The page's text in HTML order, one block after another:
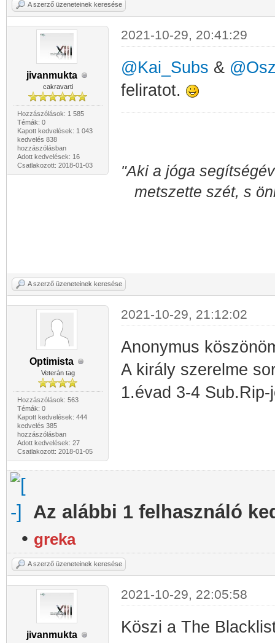
A szerző üzeneteinek keresése
jivanmukta
cakravarti
Hozzászólások: 1 585
Témák: 0
Kapott kedvelések: 1 043
kedvelés 838
hozzászólásban
Adott kedvelések: 16
Csatlakozott: 2018-01-03
2021-10-29, 20:41:29
@Kai_Subs &
feliratot.
"Aki a jóga
metszette szét, s
A szerző üzeneteinek keresése
Optimista
Veterán tag
Hozzászólások: 563
Témák: 0
Kapott kedvelések: 444
kedvelés 385
hozzászólásban
Adott kedvelések: 27
Csatlakozott: 2018-01-05
2021-10-29, 21:12:02
Anonymus
A király szerelme
1.évad 3-4 Sub.Rip-
Az alábbi 1 felhasználó
• greka
A szerző üzeneteinek keresése
jivanmukta
2021-10-29, 22:05:58
Köszi a The